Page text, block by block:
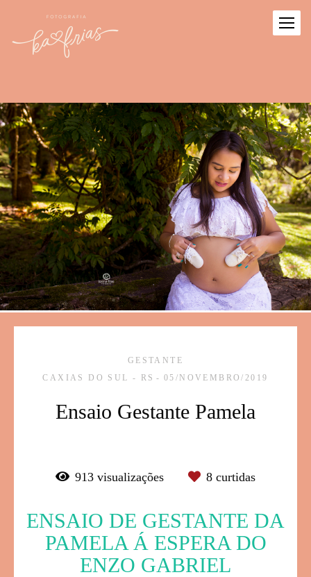
GESTANTE
CAXIAS DO SUL - RS
05/NOVEMBRO/2019
Ensaio Gestante Pamela
913 visualizações 8 curtidas
ENSAIO DE GESTANTE DA
PAMELA Á ESPERA DO
ENZO GABRIEL